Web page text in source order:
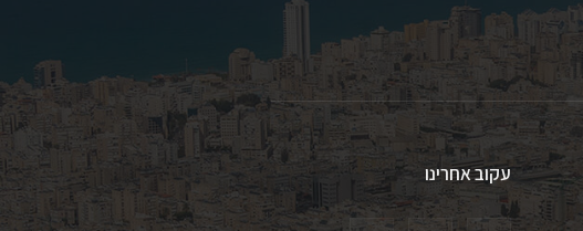
עקוב אחרינו